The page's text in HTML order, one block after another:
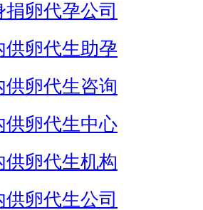
捐卵代孕公司
供卵代生助孕
供卵代生咨询
供卵代生中心
供卵代生机构
供卵代生公司